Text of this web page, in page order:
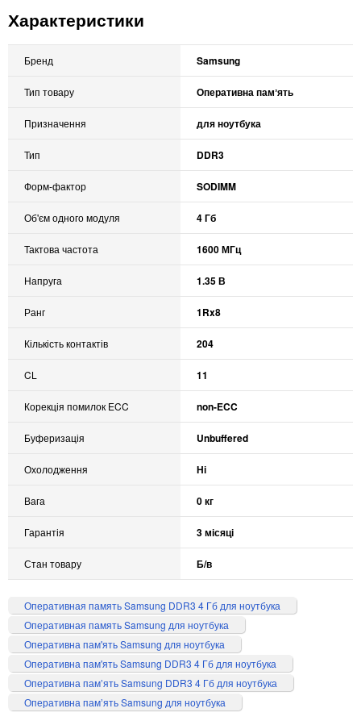
Характеристики
Бренд Samsung
Тип товару Оперативна памʼять
Призначення для ноутбука
Тип DDR3
Форм-фактор SODIMM
Об'єм одного модуля 4 Гб
Тактова частота 1600 МГц
Напруга 1.35 В
Ранг 1Rx8
Кількість контактів 204
CL 11
Корекція помилок ECC non-ECC
Буферизація Unbuffered
Охолодження Ні
Вага 0 кг
Гарантія 3 місяці
Стан товару Б/в
Оперативная память Samsung DDR3 4 Гб для ноутбука
Оперативная память Samsung для ноутбука
Оперативна пам'ять Samsung для ноутбука
Оперативна пам'ять Samsung DDR3 4 Гб для ноутбука
Оперативна памʼять Samsung DDR3 4 Гб для ноутбука
Оперативна памʼять Samsung для ноутбука